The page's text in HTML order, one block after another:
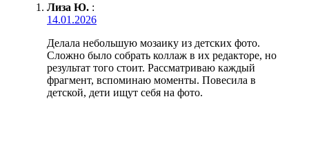
Лиза Ю. :
14.01.2026
Делала небольшую мозаику из детских фото.
Сложно было собрать коллаж в их редакторе, но
результат того стоит. Рассматриваю каждый
фрагмент, вспоминаю моменты. Повесила в
детской, дети ищут себя на фото.